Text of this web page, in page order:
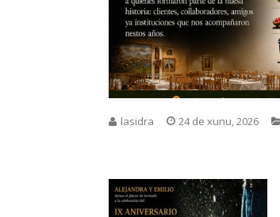
lasidra 24 de xunu, 2026